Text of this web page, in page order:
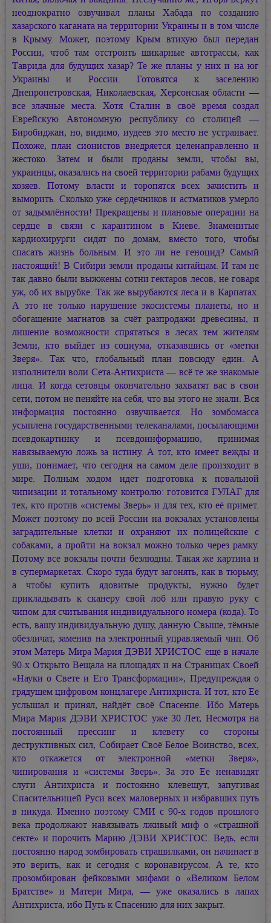
неоднократно озвучивал планы Хабада по созданию
хазарского каганата на территории Украины и в том числе
в Крыму. Может, поэтому Крым втихую был передан
России, чтоб там отстроить шикарные автотрассы, как
Таврида для будущих хазар? Те же планы у них и на юг
Украины и России. Готовятся к заселению
Днепропетровская, Николаевская, Херсонская области —
все злачные места. Хотя Сталин в своё время создал
Еврейскую Автономную республику со столицей —
Биробиджан, но, видимо, иудеев это место не устраивает.
Похоже, план сионистов внедряется целенаправленно и
жестоко. Затем и были проданы земли, чтобы вы,
украинцы, оказались на своей территории рабами будущих
хозяев. Потому власти и торопятся всех зачистить и
выморить. Сколько уже сердечников и астматиков умерло
от задымлённости! Прекращены и плановые операции на
сердце в связи с карантином в Киеве. Знаменитые
кардиохирурги сидят по домам, вместо того, чтобы
спасать жизнь больным. И это ли не геноцид? Самый
настоящий! В Сибири земли проданы китайцам. И там не
так давно были выжжены сотни гектаров лесов, не говаря
уж, об их вырубке. Так же вырубаются леса и в Карпатах.
А это не только нарушение экосистемы планеты, но и
обогащение магнатов за счёт разпродажи древесины, и
лишение возможности спрятаться в лесах тем жителям
Земли, кто выйдет из социума, отказавшись от «метки
Зверя». Так что, глобальный план повсюду един. А
изполнители воли Сета-Антихриста — всё те же знакомые
лица. И когда сетовцы окончательно захватят вас в свои
сети, потом не пеняйте на себя, что вы этого не знали. Вся
информация постоянно озвучивается. Но зомбомасса
усыплена государственными телеканалами, посылающими
псевдокартинку и псевдоинформацию, принимая
навязываемую ложь за истину. А тот, кто имеет вежды и
уши, понимает, что сегодня на самом деле произходит в
мире. Полным ходом идёт подготовка к повальной
чипизации и тотальному контролю: готовится ГУЛАГ для
тех, кто против «системы Зверь» и для тех, кто её примет.
Может поэтому по всей России на вокзалах установлены
заградительные клетки и охраняют их полицейские с
собаками, а пройти на вокзал можно только через рамку.
Потому все вокзалы почти безлюдны. Такая же картина и
в супермаркетах. Скоро туда будут загонять, как в тюрьму,
а чтобы купить ядовитые продукты, нужно будет
прикладывать к сканеру свой лоб или правую руку с
чипом для считывания индивидуального номера (кода). То
есть, вашу индивидуальную душу, данную Свыше, тёмные
обезличат, заменив на электронный управляемый чип. Об
этом Матерь Мира Мария ДЭВИ ХРИСТОС ещё в начале
90-х Открыто Вещала на площадях и на Страницах Своей
«Науки о Свете и Его Трансформации», Предупреждая о
грядущем цифровом концлагере Антихриста. И тот, кто Её
услышал и принял, найдёт своё Спасение. Ибо Матерь
МираМария ДЭВИ ХРИСТОС уже 30 Лет, Несмотря на
постоянный прессинг и клевету со стороны
деструктивных сил, Собирает Своё Белое Воинство, всех,
кто откажется от электронной «метки Зверя»,
чипирования и «системы Зверь». За это Её ненавидят
слуги Антихриста и постоянно клевещут, запугивая
Спасительницей Руси всех маловерных и избравших путь
в никуда. Именно поэтому СМИ с 90-х годов прошлого
века продолжают навязывать лживый миф о «страшной
секте» и порочитьМарию ДЭВИ ХРИСТОС. Ведь, если
постоянно народ зомбировать страшилками, он начинает в
это верить, как и сегодня с коронавирусом. А те, кто
прозомбирован фейковыми мифами о «Великом Белом
Братстве» и Матери Мира, — уже оказались в лапах
Антихриста, ибо Путь к Спасению для них закрыт.